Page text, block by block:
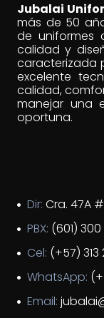
Jubalai
más de 50
de uniformes
calidad y
caracterizada
excelente
calidad,
manejar una
oportuna.
Dir: Cra. 47A
PBX: (601)
Cel: (+57)
WhatsApp:
Email: